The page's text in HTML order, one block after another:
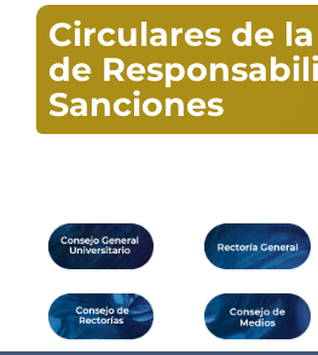
Circulares de
de
Sanciones